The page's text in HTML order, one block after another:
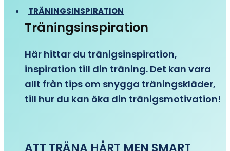
TRÄNINGSINSPIRATION
Träningsinspiration
Här hittar du tränigsinspiration,
inspiration till din träning. Det kan vara
allt från tips om snygga träningskläder,
till hur du kan öka din tränigsmotivation!